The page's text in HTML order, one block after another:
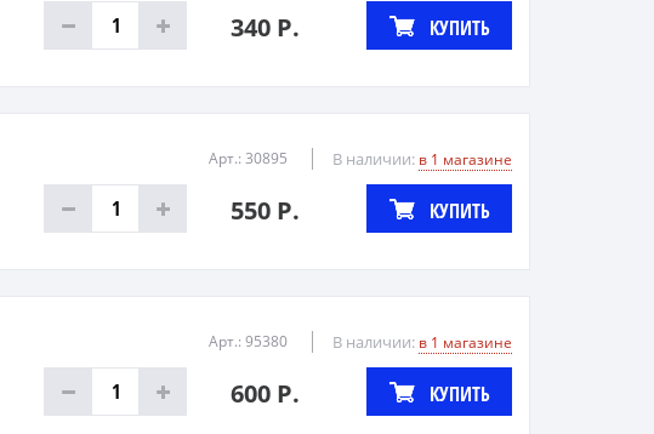
340 Р. КУПИТЬ
Арт.: 30895 В наличии: в 1 магазине
550 Р. КУПИТЬ
Арт.: 95380 В наличии: в 1 магазине
600 Р. КУПИТЬ